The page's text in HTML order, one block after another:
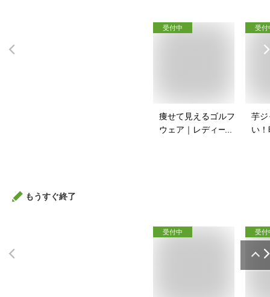
受付中
痩せて見えるゴルフ
ウェア｜レディース
受付
芋ジ
い
もうすぐ終了
受付中 受付